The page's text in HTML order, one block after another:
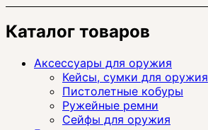
Каталог товаров
Аксессуары для оружия
Кейсы, сумки для оружия
Пистолетные кобуры
Ружейные ремни
Сейфы для оружия